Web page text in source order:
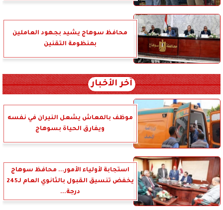
محافظ سوهاج يشيد بجهود العاملين
بمنظومة التقنين
آخر الأخبار
موظف بالمعاش يشعل النيران في نفسه
ويفارق الحياة بسوهاج
استجابة لأولياء الأمور... محافظ سوهاج
يخفض تنسيق القبول بالثانوي العام لـ245
درجة...